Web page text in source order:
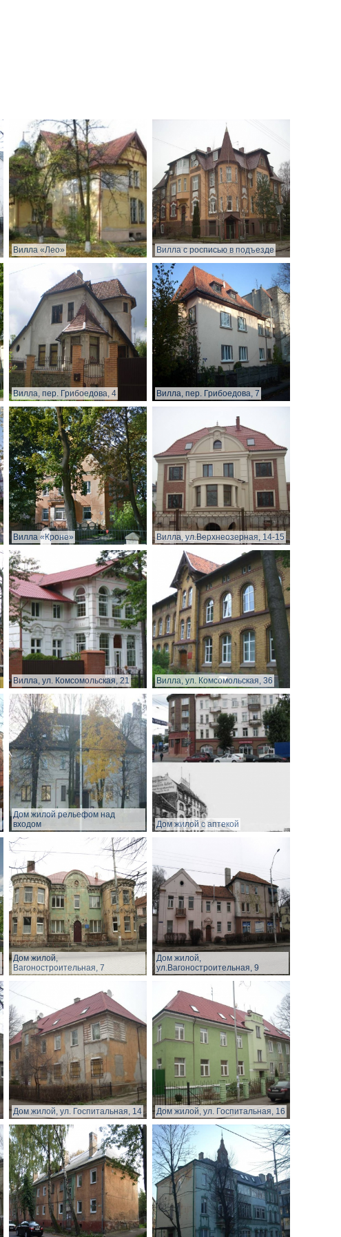
Вилла «Лео» Вилла с росписью в подъезде
Вилла, пер. Грибоедова, 4 Вилла, пер. Грибоедова, 7
Вилла «Кроне» Вилла, ул.Верхнеозерная, 14-15
Вилла, ул. Комсомольская, 21 Вилла, ул. Комсомольская, 36
Дом жилой рельефом над
входом
Дом жилой с аптекой
Дом жилой,
Вагоностроительная, 7
Дом жилой,
ул.Вагоностроительная, 9
Дом жилой, ул. Госпитальная, 14 Дом жилой, ул. Госпитальная, 16